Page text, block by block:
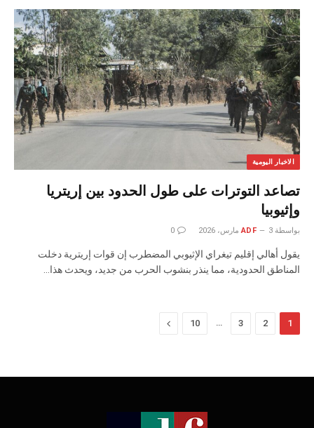
الاخبار اليومية
تصاعد التوترات على طول الحدود بين إريتريا
وإثيوبيا
بواسطة ADF 3 مارس، 2026 0
يقول أهالي إقليم تيغراي الإثيوبي المضطرب إن قوات إريترية دخلت
المناطق الحدودية، مما ينذر بنشوب الحرب من جديد، ويحدث هذا…
1
2
3
…
10 التالي